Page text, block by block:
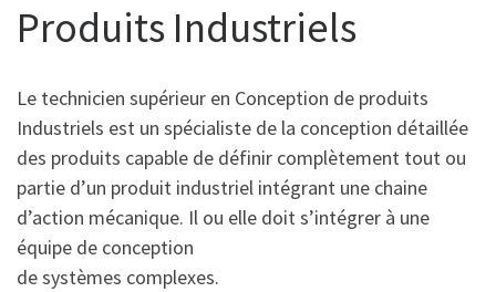
Produits Industriels
Le technicien supérieur en Conception de produits
Industriels est un spécialiste de la conception détaillée
des produits capable de définir complètement tout ou
partie d’un produit industriel intégrant une chaine
d’action mécanique. Il ou elle doit s’intégrer à une
équipe de conception
de systèmes complexes.